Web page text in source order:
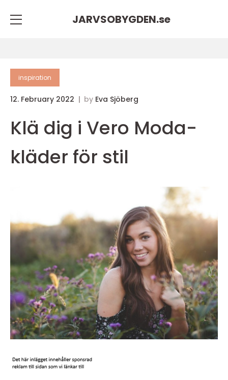
JARVSOBYGDEN.se
inspiration
12. February 2022 by Eva Sjöberg
Klä dig i Vero Moda-
kläder för stil